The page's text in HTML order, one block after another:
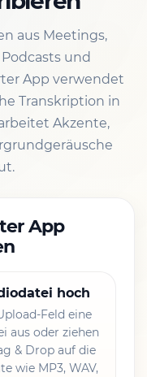
aus Meetings,
und
App verwendet
Transkription in
Akzente,
App
hoch
Feld eine
aus oder ziehen
& Drop auf die
wie MP3, WAV,